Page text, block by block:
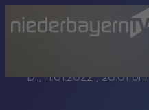
Di., 11.01.2022, 20:01 Uhr